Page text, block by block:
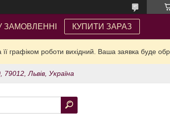
ЗАМОВЛЕННІ КУПИТИ ЗАРАЗ
графіком роботи вихідний. Ваша заявка буде
Львів, Україна